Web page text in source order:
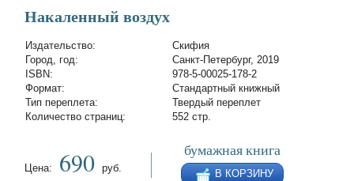
Накаленный воздух
Издательство:
Скифия
Город, год:
Санкт-Петербург, 2019
ISBN:
978-5-00025-178-2
Формат:
Стандартный книжный
Тип переплета:
Твердый переплет
Количество страниц:
552 стр.
Цена: 690 руб.
бумажная книга
В КОРЗИНУ